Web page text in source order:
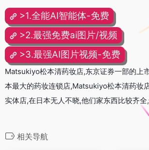
>1.全能AI智能体-免费
>2.最强免费ai图片/视频
>3.最强AI图片视频-免费
Matsukiyo松本清药妆店,东京证券一部的上
本最大的药妆连锁店,Matsukiyo松本清药妆
实体店,在日本无人不晓,他们家东西比较齐全
相关导航